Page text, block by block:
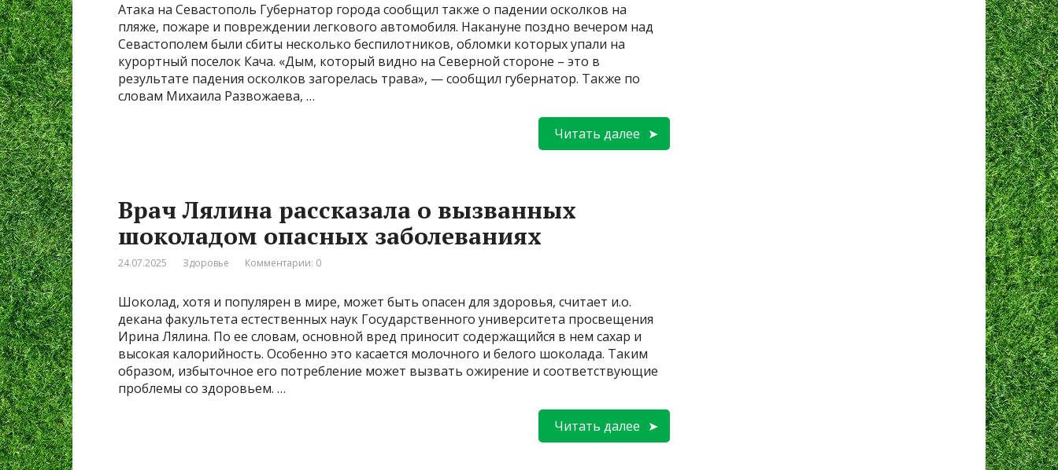
Атака на Севастополь Губернатор города сообщил также о падении осколков на
пляже, пожаре и повреждении легкового автомобиля. Накануне поздно вечером над
Севастополем были сбиты несколько беспилотников, обломки которых упали на
курортный поселок Кача. «Дым, который видно на Северной стороне – это в
результате падения осколков загорелась трава», — сообщил губернатор. Также по
словам Михаила Развожаева, …
Читать далее
Врач Лялина рассказала о вызванных
шоколадом опасных заболеваниях
24.07.2025 Здоровье Комментарии: 0
Шоколад, хотя и популярен в мире, может быть опасен для здоровья, считает и.о.
декана факультета естественных наук Государственного университета просвещения
Ирина Лялина. По ее словам, основной вред приносит содержащийся в нем сахар и
высокая калорийность. Особенно это касается молочного и белого шоколада. Таким
образом, избыточное его потребление может вызвать ожирение и соответствующие
проблемы со здоровьем. …
Читать далее